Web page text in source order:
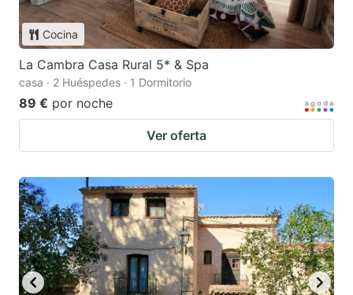
Cocina
La Cambra Casa Rural 5* & Spa
casa · 2 Huéspedes · 1 Dormitorio
89 € por noche
Ver oferta